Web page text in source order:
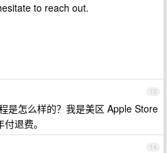
to reach out.
13
是怎么样的？我是美区 Apple Store
退费。
14